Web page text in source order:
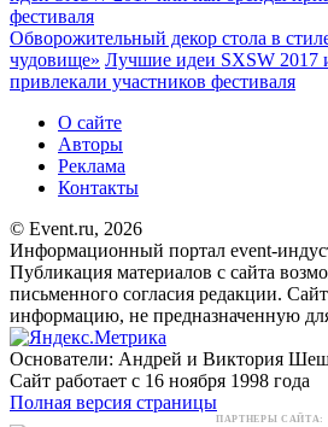
фестиваля
Обворожительный декор стола в
чудовище» Лучшие идеи SXSW 2017
привлекали участников фестиваля
О сайте
Авторы
Реклама
Контакты
© Event.ru, 2026
Информационный портал event-
Публикация материалов с сайта
письменного согласия редакции.
информацию, не предназначенную
Основатели: Андрей и Виктория
Сайт работает с 16 ноября 1998 года
Полная версия страницы
ПАРТНЕРЫ САЙТА: